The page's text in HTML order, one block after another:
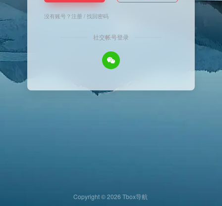
没有账号？注册/找回密码
社交帐号登录
Copyright © 2026 Tbox导航